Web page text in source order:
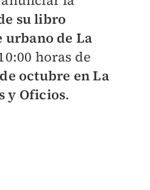
su libro
de La
horas de
octubre en La
y Oficios.